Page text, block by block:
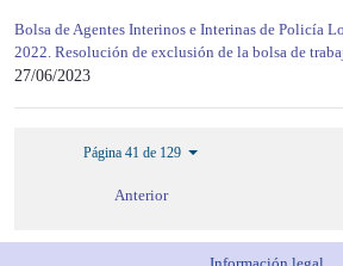
Bolsa de Agentes Interinos e Interinas de Policía
2022. Resolución de exclusión de la bolsa de
27/06/2023
Página 41 de 129
Anterior